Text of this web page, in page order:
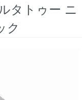
タトゥー ニ
ク